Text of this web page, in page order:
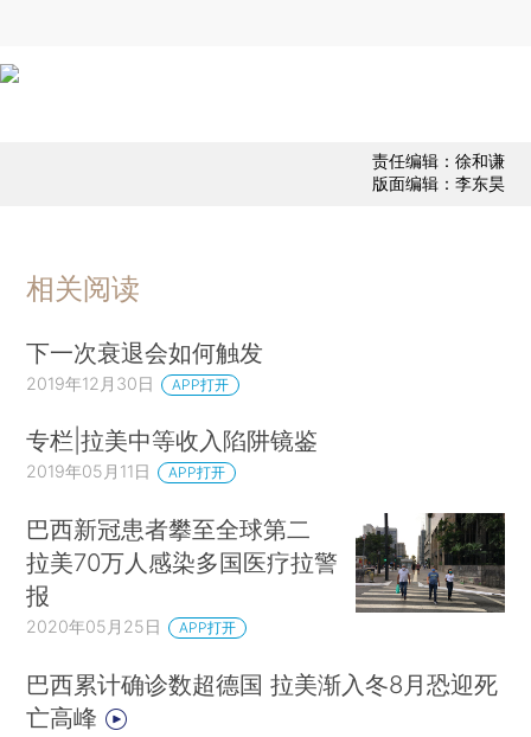
责任编辑：徐和谦
版面编辑：李东昊
相关阅读
下一次衰退会如何触发
2019年12月30日 APP打开
专栏|拉美中等收入陷阱镜鉴
2019年05月11日 APP打开
巴西新冠患者攀至全球第二
拉美70万人感染多国医疗拉警
报
2020年05月25日 APP打开
巴西累计确诊数超德国 拉美渐入冬8月恐迎死
亡高峰